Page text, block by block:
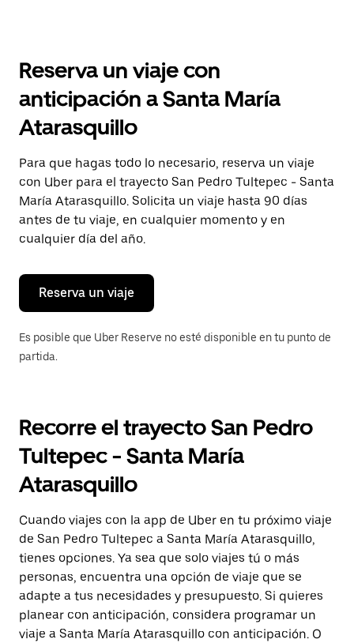
el
y
selecciona
una
Presiona
la
tecla Esc
para
cerrar
el
calendario.
Reserva un viaje con
anticipación a Santa María
Atarasquillo
Para que hagas todo lo necesario, reserva un viaje
con Uber para el trayecto San Pedro Tultepec - Santa
María Atarasquillo. Solicita un viaje hasta 90 días
antes de tu viaje, en cualquier momento y en
cualquier día del año.
Reserva un viaje
Es posible que Uber Reserve no esté disponible en tu punto de
partida.
Recorre el trayecto San Pedro
Tultepec - Santa María
Atarasquillo
Cuando viajes con la app de Uber en tu próximo viaje
de San Pedro Tultepec a Santa María Atarasquillo,
tienes opciones. Ya sea que solo viajes tú o más
personas, encuentra una opción de viaje que se
adapte a tus necesidades y presupuesto. Si quieres
planear con anticipación, considera programar un
viaje a Santa María Atarasquillo con anticipación. O